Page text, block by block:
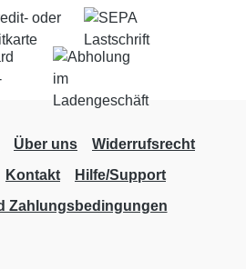
Über uns
Widerrufsrecht
Kontakt
Hilfe/Support
Zahlungsbedingungen